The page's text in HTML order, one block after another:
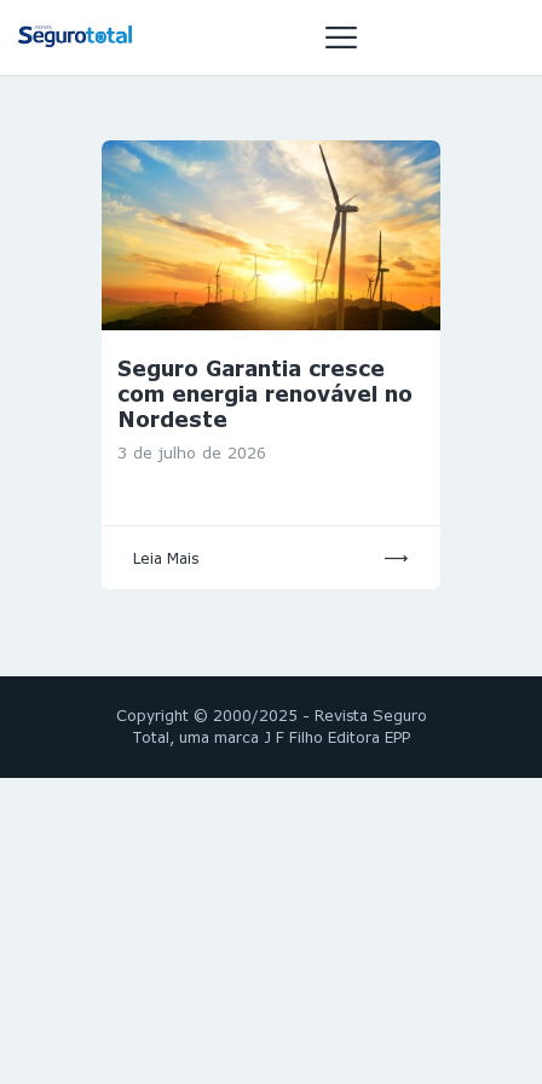
NOTÍCIAS
REVISTA
ESPECIAIS
GAIVOTA DE
OURO
MULHERES
GESTORAS
HOMEST
Seguro Garantia cresce
com energia renovável no
Nordeste
3 de julho de 2026
Leia Mais
Copyright © 2000/2025 - Revista Seguro
Total, uma marca J F Filho Editora EPP